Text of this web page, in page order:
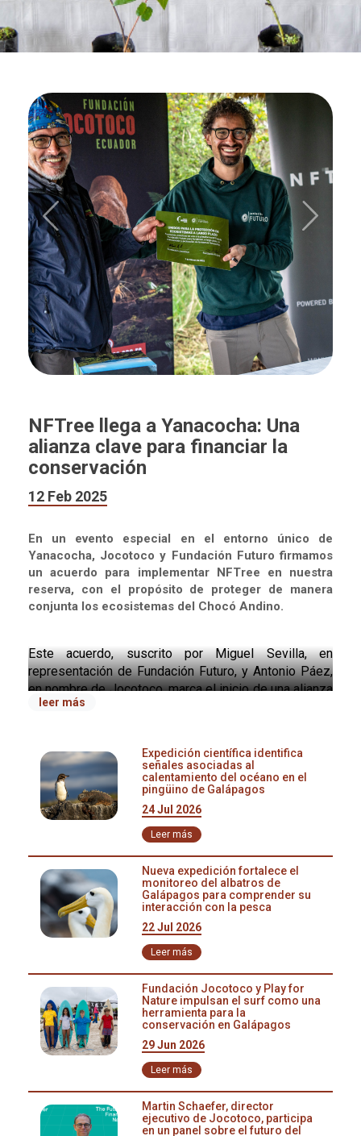
NFTree llega a Yanacocha: Una
alianza clave para financiar la
conservación
12 Feb 2025
Expedición científica identifica
señales asociadas al
calentamiento del océano en el
pingüino de Galápagos
24 Jul 2026
Leer más
Nueva expedición fortalece el
monitoreo del albatros de
Galápagos para comprender su
interacción con la pesca
22 Jul 2026
Leer más
Fundación Jocotoco y Play for
Nature impulsan el surf como una
herramienta para la
conservación en Galápagos
29 Jun 2026
Leer más
Martin Schaefer, director
ejecutivo de Jocotoco, participa
en un panel sobre el futuro del
En un evento especial en el entorno único de
Yanacocha, Jocotoco y Fundación Futuro firmamos
un acuerdo para implementar NFTree en nuestra
reserva, con el propósito de proteger de manera
conjunta los ecosistemas del Chocó Andino.
Este acuerdo, suscrito por Miguel Sevilla, en
representación de Fundación Futuro, y Antonio Páez,
en nombre de Jocotoco, marca el inicio de una alianza
estratégica con miras a expandirse a otros
Antonio Páez, presidente de Jocotoco, resaltó la
importancia de buscar mecanismos innovadores que
garanticen financiamiento para la conservación:
"Hoy en día, debemos invertir en la protección de la
biodiversidad, la conservación de los bosques y las
fuentes de agua. Estamos en un momento crítico, y
debería existir un imperativo moral global para
destinar parte de nuestros ingresos a preservar el
planeta.
En Jocotoco, llevamos 25 años resguardando
ecosistemas y especies amenazadas. Hemos
trabajado arduamente y conseguido financiamiento, de
fuentes altruistas, en su mayoría extranjeras. Sin
embargo, la conservación requiere fondos
constantes, y como no existe una obligatoriedad legal
para que la sociedad aporte a esta causa, iniciativas
como NFTree juegan un papel fundamental, creando
un puente entre el sector privado y la conservación,
generando nuevas formas de financiamiento. Hoy es
leer más
Previous